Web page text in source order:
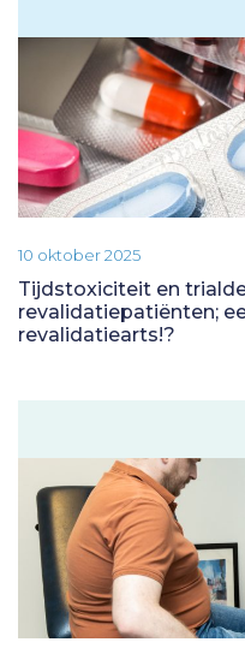
10 oktober 2025
Tijdstoxiciteit en
revalidatiepatiënten;
revalidatiearts!?